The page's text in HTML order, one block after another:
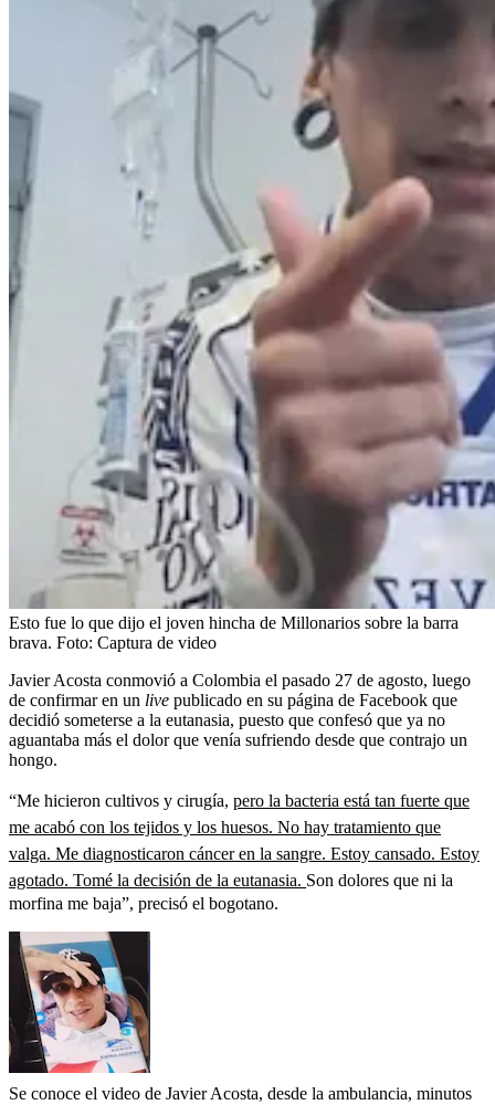
Esto fue lo que dijo el joven hincha de Millonarios sobre la barra
brava. Foto: Captura de video
Javier Acosta conmovió a Colombia el pasado 27 de agosto, luego
de confirmar en un live publicado en su página de Facebook que
decidió someterse a la eutanasia, puesto que confesó que ya no
aguantaba más el dolor que venía sufriendo desde que contrajo un
hongo.
“Me hicieron cultivos y cirugía, pero la bacteria está tan fuerte que
me acabó con los tejidos y los huesos. No hay tratamiento que
valga. Me diagnosticaron cáncer en la sangre. Estoy cansado. Estoy
agotado. Tomé la decisión de la eutanasia. Son dolores que ni la
morfina me baja”, precisó el bogotano.
Se conoce el video de Javier Acosta, desde la ambulancia, minutos